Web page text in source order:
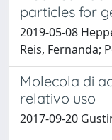
particles for
2019-05-08
Reis, Fernanda;
Molecola di
relativo uso
2017-09-20